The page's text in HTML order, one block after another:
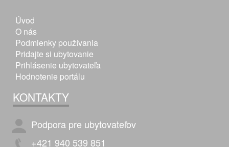
Úvod
O nás
Podmienky používania
Pridajte si ubytovanie
Prihlásenie ubytovateľa
Hodnotenie portálu
KONTAKTY
Podpora pre ubytovateľov
+421 940 539 851